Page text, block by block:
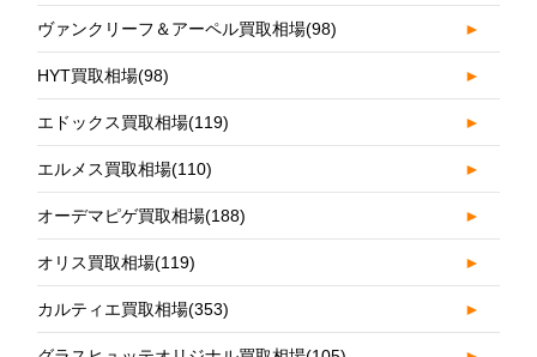
ヴァンクリーフ＆アーペル買取相場(98) ►
HYT買取相場(98) ►
エドックス買取相場(119) ►
エルメス買取相場(110) ►
オーデマピゲ買取相場(188) ►
オリス買取相場(119) ►
カルティエ買取相場(353) ►